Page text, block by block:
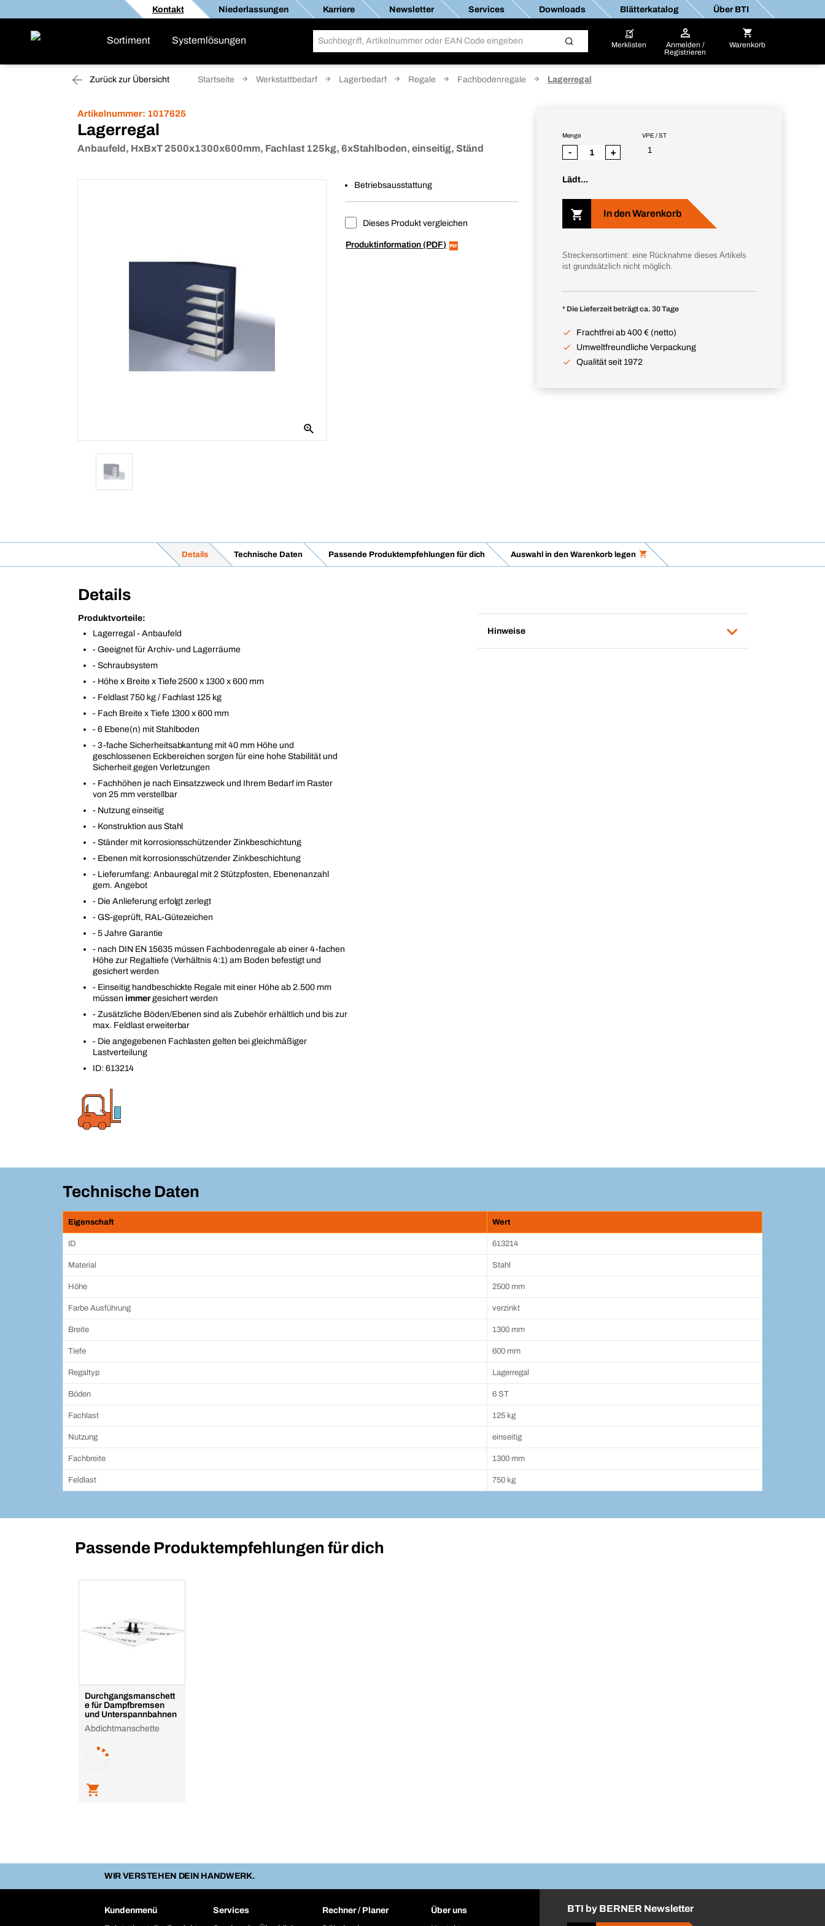
Kontakt Niederlassungen Karriere Newsletter Services Downloads Blätterkatalog Über BTI
Sortiment Systemlösungen Merklisten
Anmelden /
Registrieren
Warenkorb
Zurück zur Übersicht Startseite Werkstattbedarf Lagerbedarf Regale Fachbodenregale Lagerregal
Artikelnummer: 1017625
Lagerregal
Anbaufeld, HxBxT 2500x1300x600mm, Fachlast 125kg, 6xStahlboden, einseitig, Ständ
Betriebsausstattung
Dieses Produkt vergleichen
Produktinformation (PDF)
VPE / ST
1
Menge
- +
Lädt...
In den Warenkorb
Streckensortiment: eine Rücknahme dieses Artikels
ist grundsätzlich nicht möglich.
* Die Lieferzeit beträgt ca. 30 Tage
Frachtfrei ab 400 € (netto)
Umweltfreundliche Verpackung
Qualität seit 1972
Details Technische Daten Passende Produktempfehlungen für dich Auswahl in den Warenkorb legen
Details
Produktvorteile:
Lagerregal - Anbaufeld
- Geeignet für Archiv- und Lagerräume
- Schraubsystem
- Höhe x Breite x Tiefe 2500 x 1300 x 600 mm
- Feldlast 750 kg / Fachlast 125 kg
- Fach Breite x Tiefe 1300 x 600 mm
- 6 Ebene(n) mit Stahlboden
- 3-fache Sicherheitsabkantung mit 40 mm Höhe und
geschlossenen Eckbereichen sorgen für eine hohe Stabilität und
Sicherheit gegen Verletzungen
- Fachhöhen je nach Einsatzzweck und Ihrem Bedarf im Raster
von 25 mm verstellbar
- Nutzung einseitig
- Konstruktion aus Stahl
- Ständer mit korrosionsschützender Zinkbeschichtung
- Ebenen mit korrosionsschützender Zinkbeschichtung
- Lieferumfang: Anbauregal mit 2 Stützpfosten, Ebenenanzahl
gem. Angebot
- Die Anlieferung erfolgt zerlegt
- GS-geprüft, RAL-Gütezeichen
- 5 Jahre Garantie
- nach DIN EN 15635 müssen Fachbodenregale ab einer 4-fachen
Höhe zur Regaltiefe (Verhältnis 4:1) am Boden befestigt und
gesichert werden
- Einseitig handbeschickte Regale mit einer Höhe ab 2.500 mm
müssen immergesichert werden
- Zusätzliche Böden/Ebenen sind als Zubehör erhältlich und bis zur
max. Feldlast erweiterbar
- Die angegebenen Fachlasten gelten bei gleichmäßiger
Lastverteilung
ID: 613214
Hinweise
Technische Daten
Eigenschaft Wert
ID 613214
Material Stahl
Höhe 2500 mm
Farbe Ausführung verzinkt
Breite 1300 mm
Tiefe 600 mm
Regaltyp Lagerregal
Böden 6 ST
Fachlast 125 kg
Nutzung einseitig
Fachbreite 1300 mm
Feldlast 750 kg
Passende Produktempfehlungen für dich
Durchgangsmanschett
e für Dampfbremsen
und Unterspannbahnen
Abdichtmanschette
WIR VERSTEHEN DEIN HANDWERK.
Kundenmenü
Services
Rechner / Planer
Über uns
BTI by BERNER Newsletter